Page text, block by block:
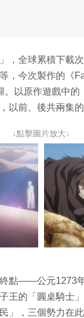
，全球累積下載
，今次製作的《
以原作遊戲中
以前、後共兩集的
↓點擊圖片放大↓
點——公元1273
王的「圓桌騎士
」，三個勢力在